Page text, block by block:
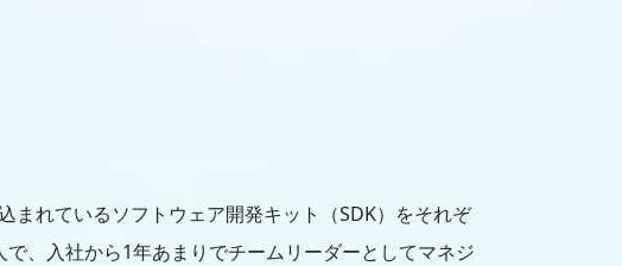
れているソフトウェア開発キット（SDK）をそれぞ
、入社から1年あまりでチームリーダーとしてマネジ